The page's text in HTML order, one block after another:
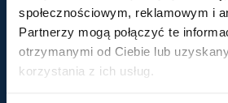
społecznościowym, reklamowym i
Partnerzy mogą połączyć te
otrzymanymi od Ciebie lub
korzystania z ich usług.
E-recepta
Zwolnienie L4
E-skierowanie